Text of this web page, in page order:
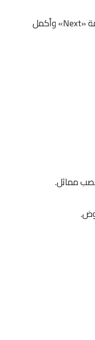
املء بياناتك ثم اضغط علي كلمة «Next» وأكمل
مماثل.